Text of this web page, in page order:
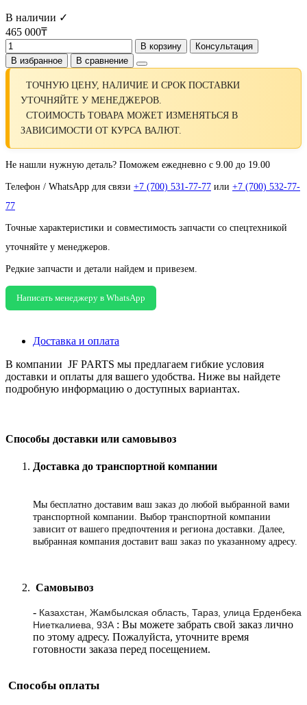
В наличии ✓
465 000₸
В корзину
Консультация
В избранное
В сравнение
ТОЧНУЮ ЦЕНУ, НАЛИЧИЕ И СРОК ПОСТАВКИ
УТОЧНЯЙТЕ У МЕНЕДЖЕРОВ.
СТОИМОСТЬ ТОВАРА МОЖЕТ ИЗМЕНЯТЬСЯ В
ЗАВИСИМОСТИ ОТ КУРСА ВАЛЮТ.
Не нашли нужную деталь? Поможем ежедневно с 9.00 до 19.00
Телефон / WhatsApp для связи +7 (700) 531-77-77 или +7 (700) 532-77-
77
Точные характеристики и совместимость запчасти со спецтехникой
уточняйте у менеджеров.
Редкие запчасти и детали найдем и привезем.
Написать менеджеру в WhatsApp
Доставка и оплата
В компании JF PARTS мы предлагаем гибкие условия
доставки и оплаты для вашего удобства. Ниже вы найдете
подробную информацию о доступных вариантах.
Способы доставки или самовывоз
Доставка до транспортной компании
Мы бесплатно доставим ваш заказ до любой выбранной вами
транспортной компании. Выбор транспортной компании
зависит от вашего предпочтения и региона доставки. Далее,
выбранная компания доставит ваш заказ по указанному адресу.
Самовывоз
- Казахстан, Жамбылская область, Тараз, улица Ерденбека
Ниеткалиева, 93А : Вы можете забрать свой заказ лично
по этому адресу. Пожалуйста, уточните время
готовности заказа перед посещением.
Способы оплаты